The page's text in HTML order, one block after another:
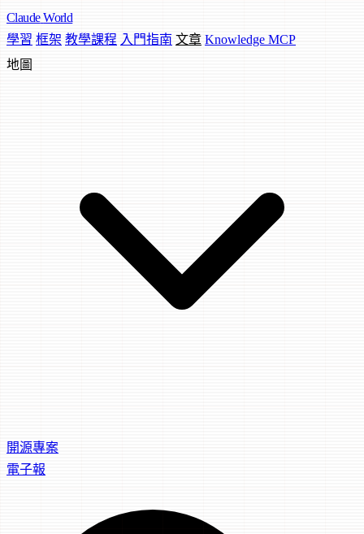
Claude World
學習 框架 教學課程 入門指南 文章 Knowledge MCP
地圖
開源專案
電子報